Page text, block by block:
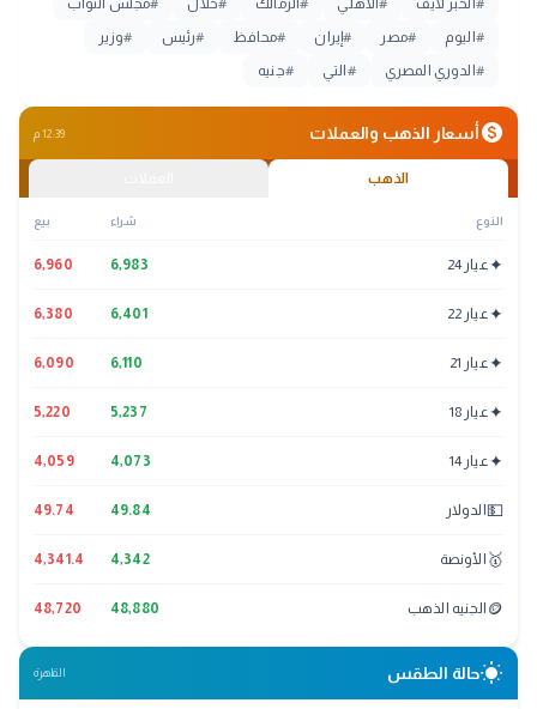
# الخبر لايف #الأهلي #الزمالك #خلال #مجلس النواب
# اليوم #مصر #إيران #محافظ #رئيس #وزير
# الدوري المصري # التي #جنيه
monetization_onأسعار الذهب والعملات 12:39 م
الذهب
النوع شراء بيع
✦عيار 24 6,983
6,960
✦عيار 22 6,401
6,380
✦عيار 21 6,110
6,090
✦عيار 18 5,237
5,220
✦عيار 14 4,073
4,059
💵 الدولار 49.84
49.74
🥇 الأونصة 4,342
4,341.4
🪙 الجنيه الذهب 48,880
48,720
wb_sunnyحالة الطقس القاهرة